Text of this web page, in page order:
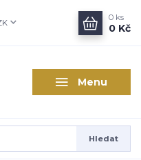
Menu
Hledat
0 ks
0 Kč